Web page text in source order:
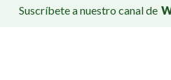
Suscríbete a nuestro canal de